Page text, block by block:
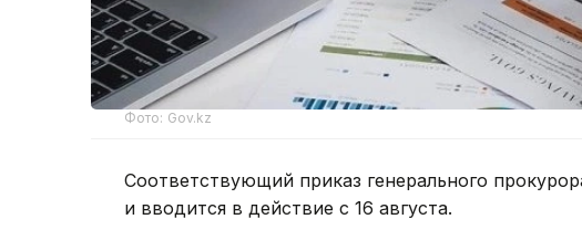
Фото: Gov.kz
Соответствующий приказ генерального
и вводится в действие с 16 августа.